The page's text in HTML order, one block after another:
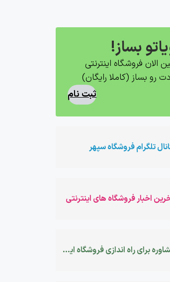
بساز!
الان فروشگاه اینترنتی
رو بساز (کاملا رایگان)
ثبت نام
تلگرام فروشگاه سپهر
اخبار فروشگاه های اینترنتی
مشاوره برای راه اندازی فروشگاه اینترنتی